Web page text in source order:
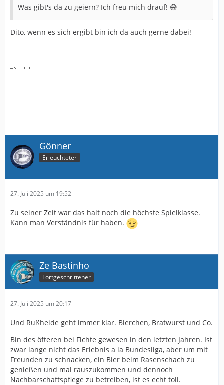
Was gibt's da zu geiern? Ich freu mich drauf! 😅
Dito, wenn es sich ergibt bin ich da auch gerne dabei!
Gönner
Erleuchteter
27. Juli 2025 um 19:52
Zu seiner Zeit war das halt noch die höchste Spielklasse.
Kann man Verständnis für haben.
Ze Bastinho
Fortgeschrittener
27. Juli 2025 um 20:17
Und Rußheide geht immer klar. Bierchen, Bratwurst und Co.
Bin des öfteren bei Fichte gewesen in den letzten Jahren. Ist
zwar lange nicht das Erlebnis a la Bundesliga, aber um mit
Freunden zu schnacken, ein Bier beim Rasenschach zu
genießen und mal rauszukommen und dennoch
Nachbarschaftspflege zu betreiben, ist es echt toll.